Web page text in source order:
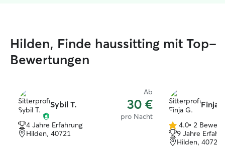
Hilden, Finde haussitting mit Top-
Bewertungen
Sybil T.
Ab
30 €
pro Nacht
4 Jahre Erfahrung
Hilden, 40721
Finja
4.0
von
5
4.0• 2
9 Jahre
Hilden, 40723